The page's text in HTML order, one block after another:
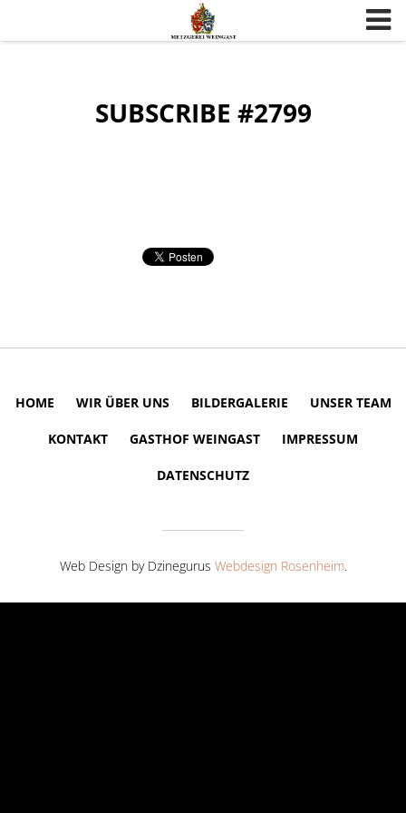
SUBSCRIBE #2799
HOME WIR ÜBER UNS BILDERGALERIE UNSER TEAM
KONTAKT GASTHOF WEINGAST IMPRESSUM
DATENSCHUTZ
Web Design by Dzinegurus Webdesign Rosenheim.